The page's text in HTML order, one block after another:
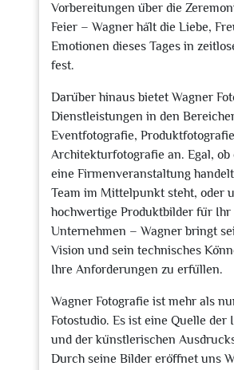
Vorbereitungen über die
Feier – Wagner hält die Liebe,
Emotionen dieses Tages in
fest.
Darüber hinaus bietet Wagner
Dienstleistungen in den
Eventfotografie,
Architekturfotografie an. Egal, ob
eine Firmenveranstaltung
Team im Mittelpunkt steht, oder
hochwertige Produktbilder für Ihr
Unternehmen – Wagner bringt
Vision und sein technisches
Ihre Anforderungen zu erfüllen.
Wagner Fotografie ist mehr als
Fotostudio. Es ist eine Quelle der
und der künstlerischen
Durch seine Bilder eröffnet uns